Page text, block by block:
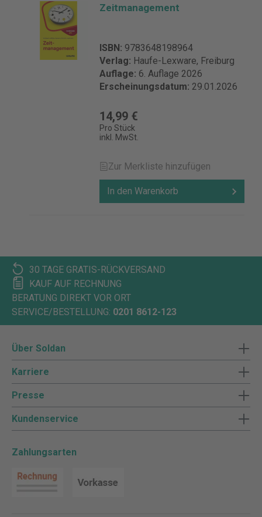
Zeitmanagement
ISBN: 9783648198964
Verlag: Haufe-Lexware, Freiburg
Auflage: 6. Auflage 2026
Erscheinungsdatum: 29.01.2026
14,99 €
Pro Stück
inkl. MwSt.
Zur Merkliste hinzufügen
In den Warenkorb
30 TAGE GRATIS-RÜCKVERSAND
KAUF AUF RECHNUNG
BERATUNG DIREKT VOR ORT
SERVICE/BESTELLUNG: 0201 8612-123
Über Soldan
Karriere
Presse
Kundenservice
Zahlungsarten